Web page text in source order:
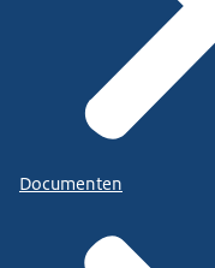
Documenten